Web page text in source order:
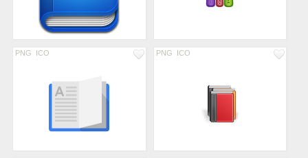
PNG ICO PNG ICO